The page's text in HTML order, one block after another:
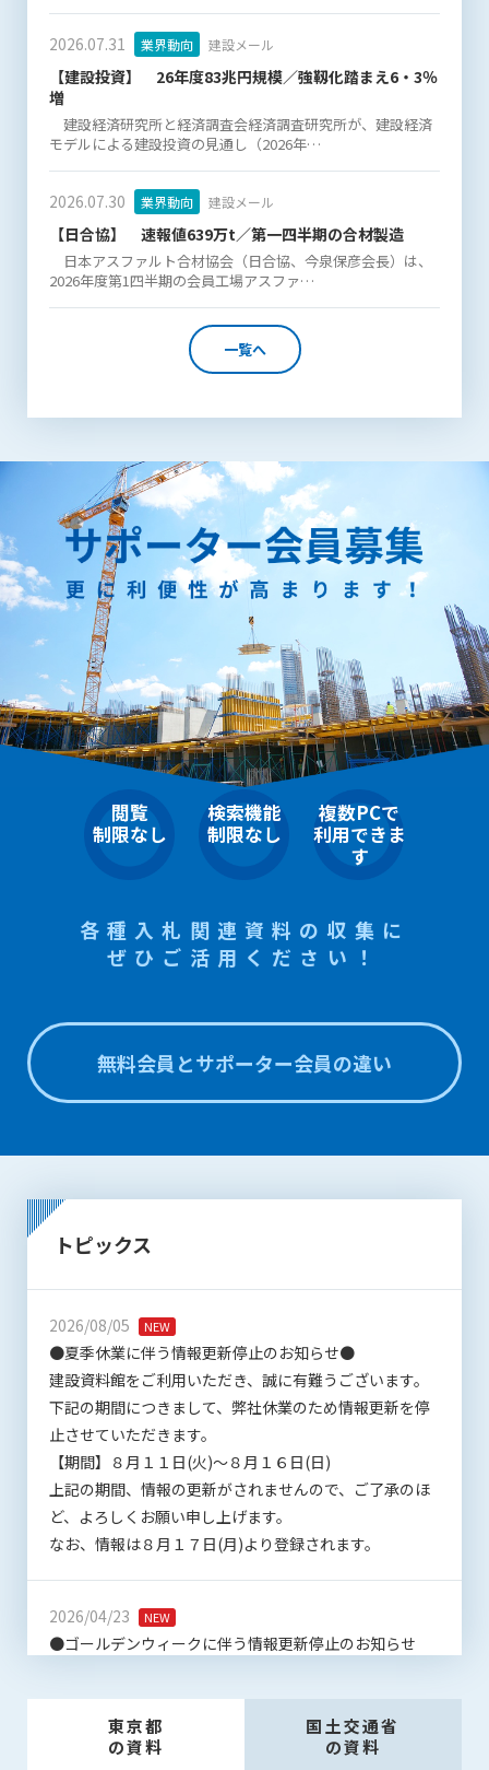
2026.07.31 業界動向 建設メール
【建設投資】 26年度83兆円規模／強靱化踏まえ6・3％
増
建設経済研究所と経済調査会経済調査研究所が、建設経済
モデルによる建設投資の見通し（2026年…
2026.07.30 業界動向 建設メール
【日合協】 速報値639万t／第一四半期の合材製造
日本アスファルト合材協会（日合協、今泉保彦会長）は、
2026年度第1四半期の会員工場アスファ…
一覧へ
閲覧
制限なし
検索機能
制限なし
複数PCで
利用できま
す
各種入札関連資料の収集に
ぜひご活用ください！
無料会員とサポーター会員の違い
トピックス
2026/08/05 NEW
●夏季休業に伴う情報更新停止のお知らせ●
建設資料館をご利用いただき、誠に有難うございます。
下記の期間につきまして、弊社休業のため情報更新を停
止させていただきます。
【期間】８月１１日(火)～８月１６日(日)
上記の期間、情報の更新がされませんので、ご了承のほ
ど、よろしくお願い申し上げます。
なお、情報は８月１７日(月)より登録されます。
2026/04/23 NEW
●ゴールデンウィークに伴う情報更新停止のお知らせ
ユーザー各位
建設資料館をご利用いただき、誠に有難うございます。
下記の期間につきまして、弊社休業のため情報更新を停
東京都
の資料
国土交通省
の資料
第7条（登録内容の削除）
管理者は、会員が登録した内容が以下に該当する、またはその
恐れのあるものは、会員の承諾なく削除できるものとします。
(1) 登録されている情報が、第6条の定める禁止事項に該当する
と管理者が、判断した場合
(2) 建設資料館の運営および保守管理上、必要と判断した場合
(3) 広告掲載料金の支払が遅延した場合
(4) その他、管理者が不適当と判断した場合
第8条（サービスの変更・中止等）
管理者は、会員の承諾なく、本サービス内容の変更(新規追加、
廃止を含み)し、本サービスの運営を中止または廃止することが
できるものとします。これに起因する会員または他の第三者が
被った損害について管理者は､一切の責任をも負わないものと
会員の氏名、住所、性別、年齢、メールアドレスその他本サー
個人情報といいます）について、管理者は、以下の各号に該当
する場合を除き、第三者に開示または提供しないものとしま
す。
(1) 会員が、自己の個人情報の開示に事前に同意している場合
(2) 個々の会員を特定できない統計的な処理をした形式で第三
者に提供する場合
(3) 第三者および管理者の権利、財産、安全等を保護するため
に必要であると管理者が判断した場合
(4) 法令等により開示を求められた場合
第10条（免責事項）
管理者は、会員が登録した内容が以下に該当する、またはその
恐れのあるものは、会員の承諾なく削除できるものとします。
1. 管理者は、会員が本サービスを利用することにより得た情報
等（プログラムを含みます）について、その完全性、正確性
を保証もしないものとします。また、当該情報等に起因して
生じた一切の損害に対して、管理者は、何らの責任も負わな
2. 会員は、自己の費用と責任において本サービスを利用するも
のとし、会員による本サービスの利用に関連し、第三者から
問合せ、クレーム、請求等がなされまたは訴訟が提起された
るものとし、管理者を一切免責するものとします。
取引に起因する損害及び広告等が掲載されたこと自体に起因
する損害については一切責任を負いません。
とがあります。運用停止については事前に建設資料館WEB上で
通知申し上げますが、緊急時はその限りではありません。
会員は、住所、電話番号、その他管理者への届出内容に変更が
あった場合には、速やかに所定の方法で変更の届出をするもの
とします。届出がなかったことで会員が不利益を被ったとして
も、管理者は一切その責任を負いません。
第13条（退会／広告掲載解除）
1. サポーター会員が本サービスへの広告掲載を解約する場合
は、契約期間終了月の10日までに書面・電話等で管理者宛に
通知・連絡するものとします。その場合、契約期間終了月の
月末をもって解約とします。
2. 本サービスの最低利用期間はサービスを開始した日から6か
月間とします。
第14条（契約の継続）
第15条（準拠法・管轄裁判所）
本規約の準拠法は日本法とします。本規約をめぐる一切の紛争